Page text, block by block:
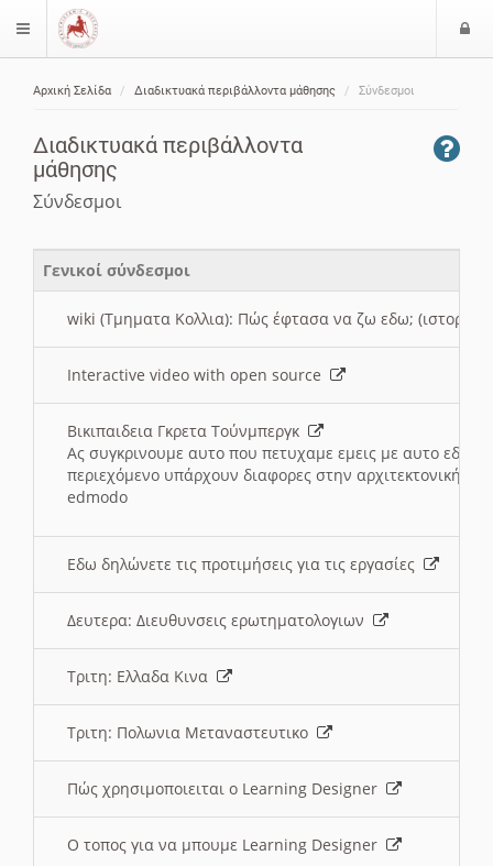
$langMenu
Αρχική Σελίδα Διαδικτυακά περιβάλλοντα μάθησης Σύνδεσμοι
Διαδικτυακά περιβάλλοντα
μάθησης
Σύνδεσμοι
Γενικοί σύνδεσμοι
wiki (Τμηματα Κολλια): Πώς έφτασα να ζω εδω; (ιστορια)
Interactive video with open source
Βικιπαιδεια Γκρετα Τούνμπεργκ
Ας συγκρινουμε αυτο που πετυχαμε εμεις με αυτο εδω
περιεχόμενο υπάρχουν διαφορες στην αρχιτεκτονική
edmodo
Εδω δηλώνετε τις προτιμήσεις για τις εργασίες
Δευτερα: Διευθυνσεις ερωτηματολογιων
Τριτη: Ελλαδα Κινα
Τριτη: Πολωνια Μεταναστευτικο
Πώς χρησιμοποιειται ο Learning Designer
O τοπος για να μπουμε Learning Designer